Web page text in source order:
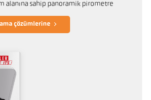
alanına sahip panoramik pirometre
çözümlerine